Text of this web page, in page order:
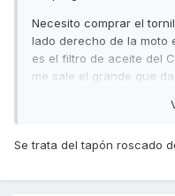
Necesito comprar el
lado derecho de la moto
es el filtro de aceite del
me sale el grande que
¿Alguien sabe como se
Se trata del tapón roscado